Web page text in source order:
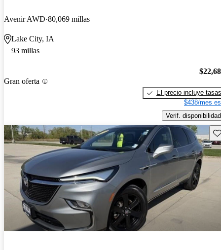
Avenir AWD 80,069 millas
Lake City, IA
93 millas
Gran oferta
El precio incluye tasas
$438/mes
Verif. disponibilidad